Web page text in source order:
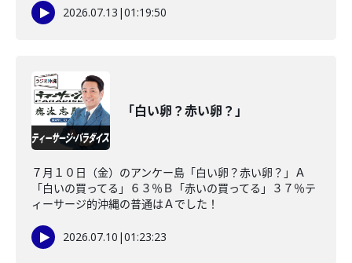
2026.07.13 |01:19:50
「白い卵？赤い卵？」
７月１０日（金）のアンケー島「白い卵？赤い卵？」Ａ
「白いの買ってる」６３％Ｂ「赤いの買ってる」３７％テ
ィーサージ的沖縄の普通はＡでした！
2026.07.10 |01:23:23